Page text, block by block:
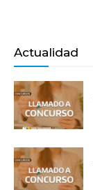
Actualidad